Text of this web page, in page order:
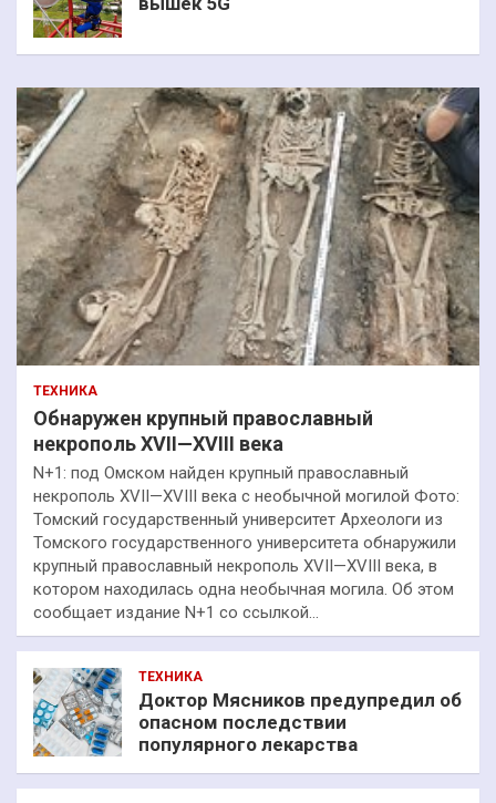
ТЕХНИКА
Обнаружен крупный православный
некрополь XVII—XVIII века
N+1: под Омском найден крупный православный
некрополь XVII—XVIII века с необычной могилой Фото:
Томский государственный университет Археологи из
Томского государственного университета обнаружили
крупный православный некрополь XVII—XVIII века, в
котором находилась одна необычная могила. Об этом
сообщает издание N+1 со ссылкой…
ТЕХНИКА
Доктор Мясников предупредил об
опасном последствии
популярного лекарства